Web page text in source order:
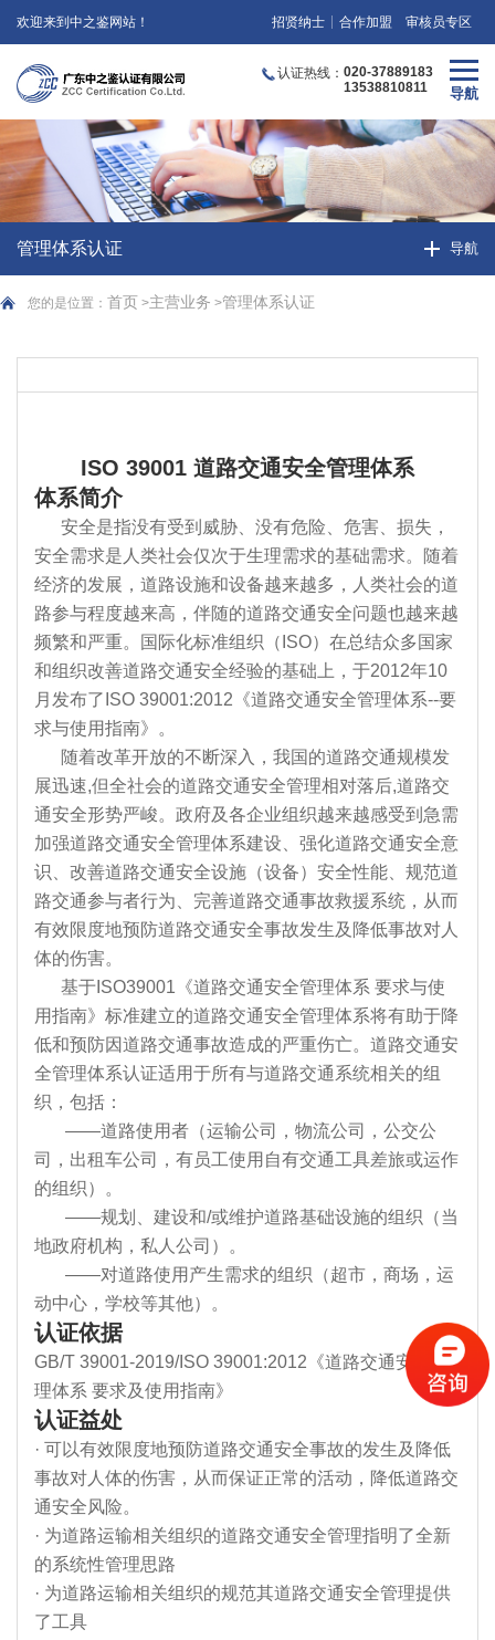
欢迎来到中之鉴网站！ 招贤纳士 合作加盟 审核员专区
认证热线： 020-37889183
13538810811
管理体系认证
您的是位置： 首页 >主营业务 >管理体系认证
ISO 39001 道路交通安全管理体系
体系简介
安全是指没有受到威胁、没有危险、危害、损失，
安全需求是人类社会仅次于生理需求的基础需求。随着
经济的发展，道路设施和设备越来越多，人类社会的道
路参与程度越来高，伴随的道路交通安全问题也越来越
频繁和严重。国际化标准组织（ISO）在总结众多国家
和组织改善道路交通安全经验的基础上，于2012年10
月发布了ISO 39001:2012《道路交通安全管理体系--要
求与使用指南》。
随着改革开放的不断深入，我国的道路交通规模发
展迅速,但全社会的道路交通安全管理相对落后,道路交
通安全形势严峻。政府及各企业组织越来越感受到急需
加强道路交通安全管理体系建设、强化道路交通安全意
识、改善道路交通安全设施（设备）安全性能、规范道
路交通参与者行为、完善道路交通事故救援系统，从而
有效限度地预防道路交通安全事故发生及降低事故对人
体的伤害。
基于ISO39001《道路交通安全管理体系 要求与使
用指南》标准建立的道路交通安全管理体系将有助于降
低和预防因道路交通事故造成的严重伤亡。道路交通安
全管理体系认证适用于所有与道路交通系统相关的组
织，包括：
——道路使用者（运输公司，物流公司，公交公
司，出租车公司，有员工使用自有交通工具差旅或运作
的组织）。
——规划、建设和/或维护道路基础设施的组织（当
地政府机构，私人公司）。
——对道路使用产生需求的组织（超市，商场，运
动中心，学校等其他）。
认证依据
GB/T 39001-2019/ISO 39001:2012《道路交通安全管
理体系 要求及使用指南》
认证益处
· 可以有效限度地预防道路交通安全事故的发生及降低
事故对人体的伤害，从而保证正常的活动，降低道路交
通安全风险。
· 为道路运输相关组织的道路交通安全管理指明了全新
的系统性管理思路
· 为道路运输相关组织的规范其道路交通安全管理提供
了工具